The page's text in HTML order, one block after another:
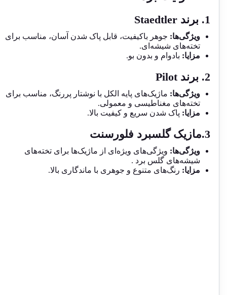
ویژگی‌ها:جوهر باکیفیت، قابل پاک شدن آسان، مناسب برای
تخته‌های شیشه‌ای.
مزایا: بادوام و بدون بو.
ویژگی‌ها:ماژیک‌های پایه الکل با نوشتار پررنگ، مناسب برای
تخته‌های مغناطیسی و معمولی.
مزایا: پاک شدن سریع و کیفیت بالا.
ویژگی‌ها:ویژگی‌های ویژه‌ای از ماژیک‌ها برای تخته‌های
شیشه‌های گلس برد .
مزایا: رنگ‌های متنوع و جوهری با ماندگاری بالا.